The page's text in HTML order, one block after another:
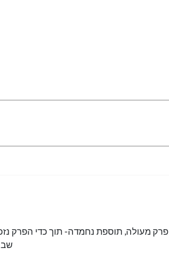
פרק מעולה, תוספת נחמדה- תוך כדי הפרק